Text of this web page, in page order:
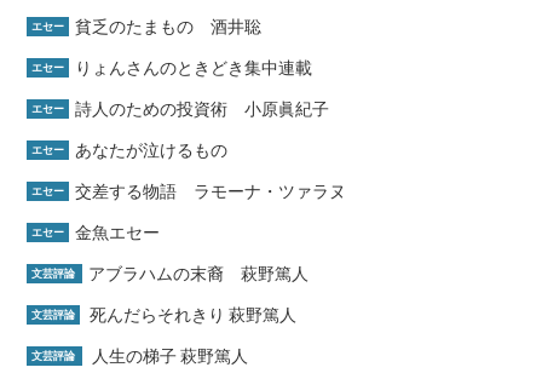
エセー 貧乏のたまもの 酒井聡
エセー りょんさんのときどき集中連載
エセー 詩人のための投資術 小原眞紀子
エセー あなたが泣けるもの
エセー 交差する物語 ラモーナ・ツァラヌ
エセー 金魚エセー
文芸評論 アブラハムの末裔 萩野篤人
文芸評論 死んだらそれきり 萩野篤人
文芸評論 人生の梯子 萩野篤人